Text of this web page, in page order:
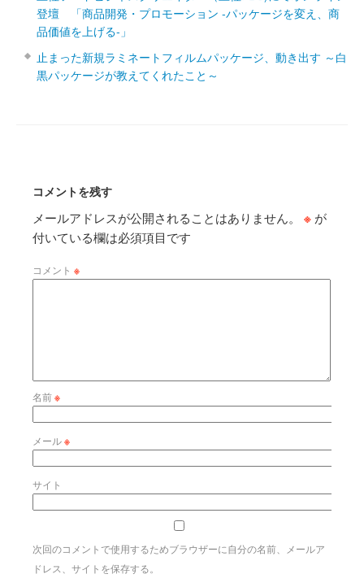
登壇 「商品開発・プロモーション ‐パッケージを変え、商
品価値を上げる‐」
止まった新規ラミネートフィルムパッケージ、動き出す ～白
黒パッケージが教えてくれたこと～
コメントを残す
メールアドレスが公開されることはありません。 ※ が
付いている欄は必須項目です
コメント ※
名前※
メール※
サイト
次回のコメントで使用するためブラウザーに自分の名前、メールア
ドレス、サイトを保存する。